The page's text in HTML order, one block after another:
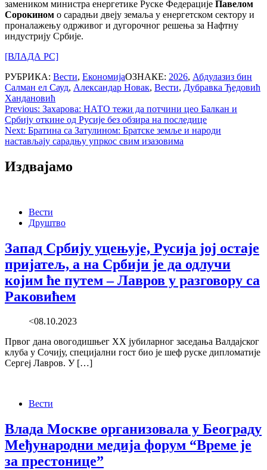
замеником министра енергетике Руске Федерације Павелом
Сорокином о сарадњи двеју земаља у енергетском сектору и
проналажењу одрживог и дугорочног решења за Нафтну
индустрију Србије.
[ВЛАДА РС]
РУБРИКА: Вести, ЕкономијаОЗНАКЕ: 2026, Абдулазиз бин
Салман ел Сауд, Александар Новак, Вести, Дубравка Ђедовић
Хандановић
Post
navigation
Previous: Захарова: НАТО тежи да потчини цео Балкан и
Србију откине од Русије без обзира на последице
Next: Братина са Затулином: Братске земље и народи
настављају сарадњу упркос свим изазовима
Издвајамо
Вести
Друштво
Запад Србију уцењује, Русија јој остаје
пријатељ, а на Србији је да одлучи
којим ће путем – Лавров у разговору са
Раковићем
<08.10.2023
Првог дана овогодишњег ХХ јубиларног заседања Валдајског
клуба у Сочију, специјални гост био је шеф руске дипломатије
Сергеј Лавров. У […]
Вести
Влада Москве организовала у Београду
Међународни медија форум “Време је
за престонице”